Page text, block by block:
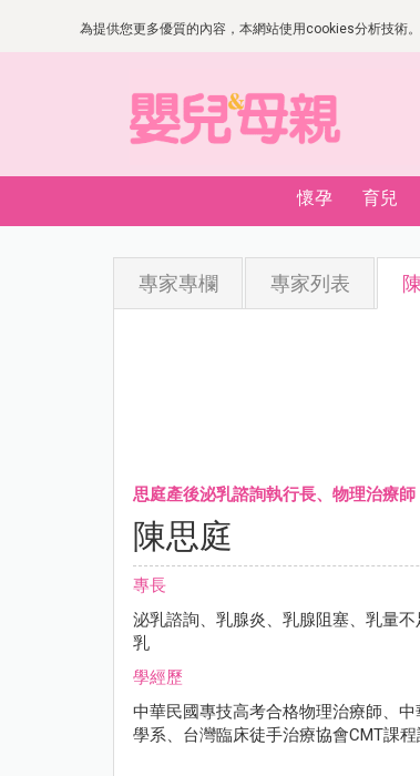
為提供您更多優質的內容，本網站使用cookies分析技術
懷孕 育兒
專家專欄 專家列表
思庭產後泌乳諮詢執行長、物理治療師
陳思庭
專長
泌乳諮詢、乳腺炎、乳腺阻塞、乳量
乳
學經歷
中華民國專技高考合格物理治療師、
學系、台灣臨床徒手治療協會CMT課